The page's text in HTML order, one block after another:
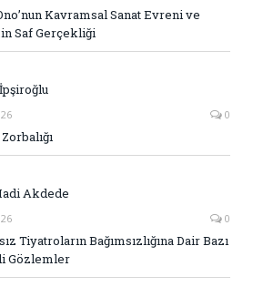
Kavramsal Sanat Evreni ve
Saf Gerçekliği
0
Akdede
0
Tiyatroların Bağımsızlığına Dair Bazı
Gözlemler